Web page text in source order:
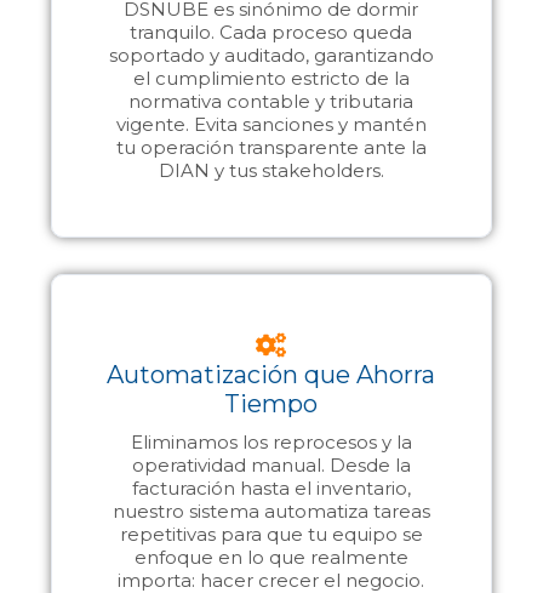
DSNUBE es sinónimo de dormir
tranquilo. Cada proceso queda
soportado y auditado, garantizando
el cumplimiento estricto de la
normativa contable y tributaria
vigente. Evita sanciones y mantén
tu operación transparente ante la
DIAN y tus stakeholders.
Automatización que Ahorra
Tiempo
Eliminamos los reprocesos y la
operatividad manual. Desde la
facturación hasta el inventario,
nuestro sistema automatiza tareas
repetitivas para que tu equipo se
enfoque en lo que realmente
importa: hacer crecer el negocio.